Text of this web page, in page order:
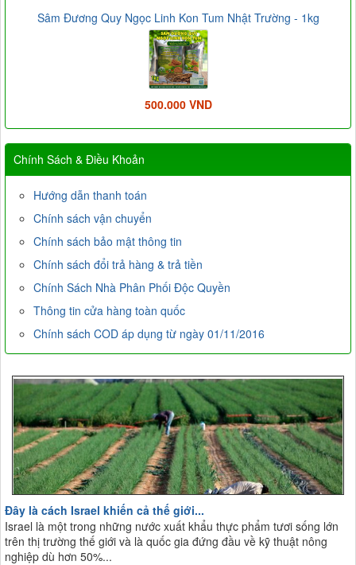
Sâm Đương Quy Ngọc Linh Kon Tum Nhật Trường - 1kg
500.000 VND
Chính Sách & Điều Khoản
Hướng dẫn thanh toán
Chính sách vận chuyển
Chính sách bảo mật thông tin
Chính sách đổi trả hàng & trả tiền
Chính Sách Nhà Phân Phối Độc Quyền
Thông tin cửa hàng toàn quốc
Chính sách COD áp dụng từ ngày 01/11/2016
Đây là cách Israel khiến cả thế giới...
Israel là một trong những nước xuất khẩu thực phẩm tươi sống lớn
trên thị trường thế giới và là quốc gia đứng đầu về kỹ thuật nông
nghiệp dù hơn 50%...